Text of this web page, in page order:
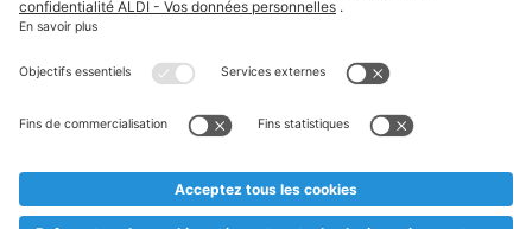
Textes marqués d'un astérisque et mentions légales
* Nous vendons ces articles temporairement et jusqu'à
au cas où, malgré le planning bien étudié, nous serions
prématurément en rupture de stock. Prix Recupel et TVA incl.
** Sur ce site, l’utilisation de la forme masculine a été adoptée